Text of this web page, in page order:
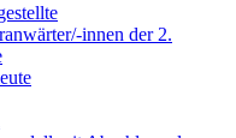
innen der 2.